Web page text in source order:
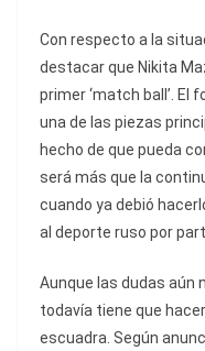
Con respecto a la
destacar que Nikita
primer ‘match ball’.
una de las piezas
hecho de que pueda
será más que la
cuando ya debió
al deporte ruso por
Aunque las dudas aún
todavía tiene que
escuadra. Según